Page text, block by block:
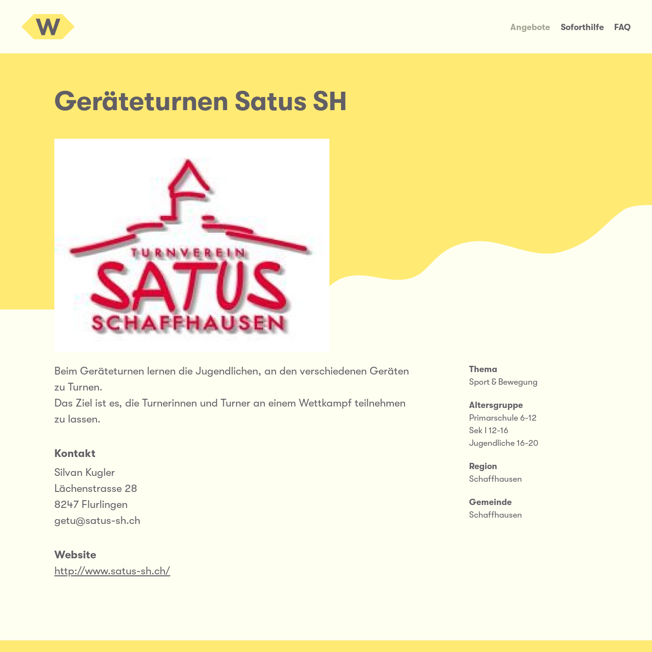
Angebote Soforthilfe FAQ
Geräteturnen Satus SH
Beim Geräteturnen lernen die Jugendlichen, an den verschiedenen Geräten
zu Turnen.
Das Ziel ist es, die Turnerinnen und Turner an einem Wettkampf teilnehmen
zu lassen.
Kontakt
Silvan Kugler
Lächenstrasse 28
8247 Flurlingen
getu@satus-sh.ch
Website
http://www.satus-sh.ch/
Thema
Sport & Bewegung
Altersgruppe
Primarschule 6-12
Sek I 12-16
Jugendliche 16-20
Region
Schaffhausen
Gemeinde
Schaffhausen